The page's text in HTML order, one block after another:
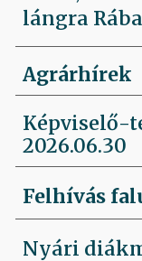
lángra
Agrárhírek
Képviselő-
2026.06.30
Felhívás
Nyári